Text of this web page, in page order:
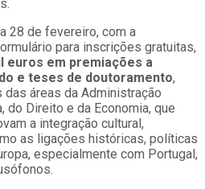
28 de fevereiro, com a
para inscrições gratuitas,
euros em premiações a
e teses de doutoramento,
áreas da Administração
do Direito e da Economia, que
a integração cultural,
as ligações históricas, políticas
especialmente com Portugal,